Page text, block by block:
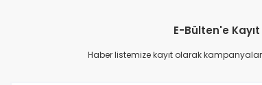
Ürün resmi kalitesiz, bozuk veya görüntülenemiyor.
Ürün açıklamasında eksik bilgiler bulunuyor.
E-Bülten'e
Haber listemize kayıt olarak